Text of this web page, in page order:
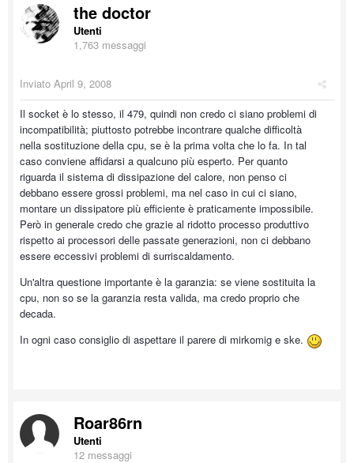
the doctor
Utenti
1,763 messaggi
Inviato April 9, 2008
Il socket è lo stesso, il 479, quindi non credo ci siano problemi di
incompatibilità; piuttosto potrebbe incontrare qualche difficoltà
nella sostituzione della cpu, se è la prima volta che lo fa. In tal
caso conviene affidarsi a qualcuno più esperto. Per quanto
riguarda il sistema di dissipazione del calore, non penso ci
debbano essere grossi problemi, ma nel caso in cui ci siano,
montare un dissipatore più efficiente è praticamente impossibile.
Però in generale credo che grazie al ridotto processo produttivo
rispetto ai processori delle passate generazioni, non ci debbano
essere eccessivi problemi di surriscaldamento.
Un'altra questione importante è la garanzia: se viene sostituita la
cpu, non so se la garanzia resta valida, ma credo proprio che
decada.
In ogni caso consiglio di aspettare il parere di mirkomig e ske.
Roar86rn
Utenti
12 messaggi